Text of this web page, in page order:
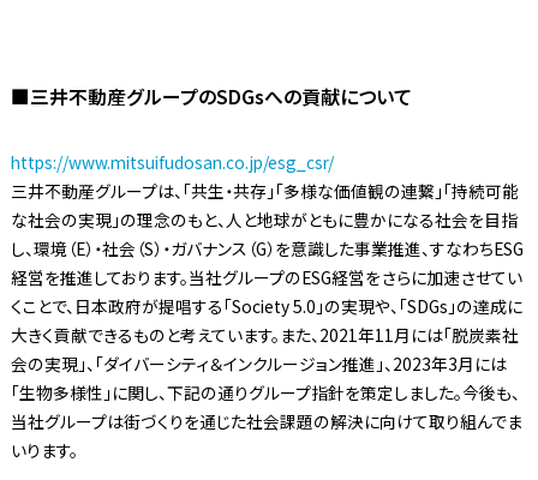
■三井不動産グループのSDGsへの貢献について
https://www.mitsuifudosan.co.jp/esg_csr/
三井不動産グループは、「共生・共存」「多様な価値観の連繋」「持続可能
な社会の実現」の理念のもと、人と地球がともに豊かになる社会を目指
し、環境（E）・社会（S）・ガバナンス（G）を意識した事業推進、すなわちESG
経営を推進しております。当社グループのESG経営をさらに加速させてい
くことで、日本政府が提唱する「Society 5.0」の実現や、「SDGs」の達成に
大きく貢献できるものと考えています。また、2021年11月には「脱炭素社
会の実現」、「ダイバーシティ＆インクルージョン推進」、2023年3月には
「生物多様性」に関し、下記の通りグループ指針を策定しました。今後も、
当社グループは街づくりを通じた社会課題の解決に向けて取り組んでま
いります。